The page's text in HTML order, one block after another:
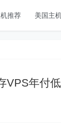
推荐 美国主
VPS年付